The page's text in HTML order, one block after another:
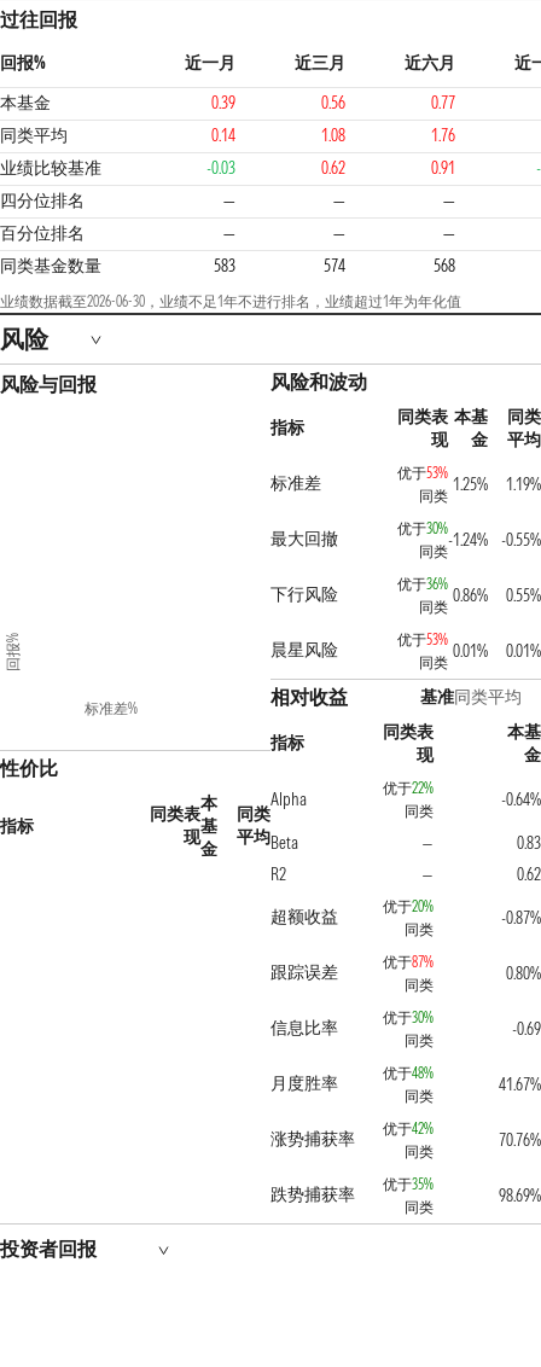
过往回报
回报% 近一月 近三月 近六月
近
本基金
0.39 0.56
0.77
同类平均
0.14 1.08
1.76
业绩比较基准
-0.03 0.62 0.91
四分位排名
— — —
4
百分位排名 — —
—
同类基金数量
583 574 568
业绩数据截至2026-06-30，业绩不足1年不进行排名，业绩超过1年为年化值
风险
风险与回报
标准差%
回报%
性价比
指标
同类表
现
本
基
金
同类
平均
风险和波动
指标
同类表
现
本基
金
同类
平均
标准差
优于53%
同类
1.25% 1.19%
最大回撤 优于30%
同类
-1.24% -0.55%
下行风险 优于36%
同类
0.86% 0.55%
晨星风险 优于53%
同类
0.01% 0.01%
相对收益 基准同类平均
指标
同类表
现
本基
金
Alpha
优于22%
同类
-0.64%
Beta
—
0.83
R2
—
0.62
超额收益
优于20%
同类
-0.87%
跟踪误差 优于87%
同类
0.80%
信息比率 优于30%
同类
-0.69
月度胜率 优于48%
同类
41.67%
涨势捕获率 优于42%
同类
70.76%
跌势捕获率 优于35%
同类
98.69%
投资者回报